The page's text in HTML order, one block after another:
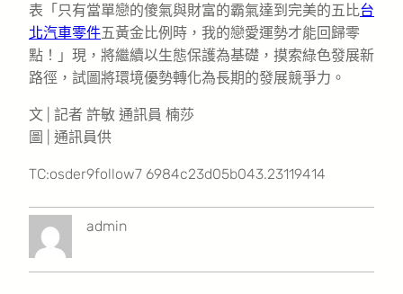
表「只有當單戀的傻氣與財富的霸氣達到完美的五比台
北汽車零件五黃金比例時，我的戀愛運勢才能回歸零
點！」現，將繼續以生態保護為基礎，摸索綠色發展新
路徑，試圖將環境優勢轉化為長期的發展競爭力。
文 | 記者 許敏 通訊員 楠莎
圖 | 通訊員供
TC:osder9follow7 6984c23d05b043.23119414
admin